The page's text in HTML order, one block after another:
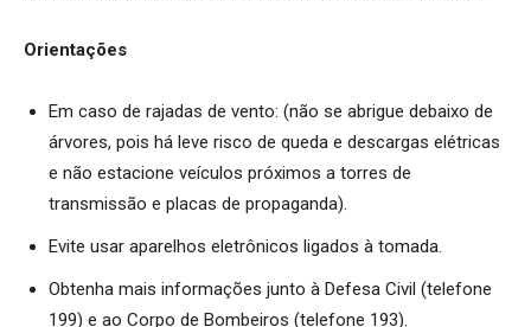
Orientações
Em caso de rajadas de vento: (não se abrigue debaixo de
árvores, pois há leve risco de queda e descargas elétricas
e não estacione veículos próximos a torres de
transmissão e placas de propaganda).
Evite usar aparelhos eletrônicos ligados à tomada.
Obtenha mais informações junto à Defesa Civil (telefone
199) e ao Corpo de Bombeiros (telefone 193).